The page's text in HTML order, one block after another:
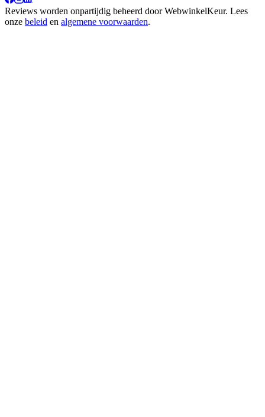
Reviews worden onpartijdig beheerd doorWebwinkelKeur. Lees
onze beleid en algemene voorwaarden.